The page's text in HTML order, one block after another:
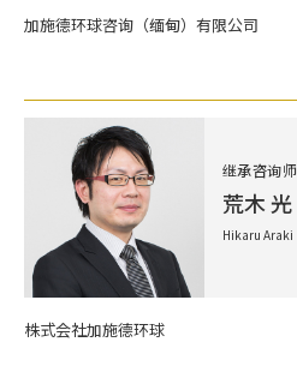
加施德环球咨询（缅甸）有限公司
继承咨询师
荒木 光
Hikaru Araki
株式会社加施德环球